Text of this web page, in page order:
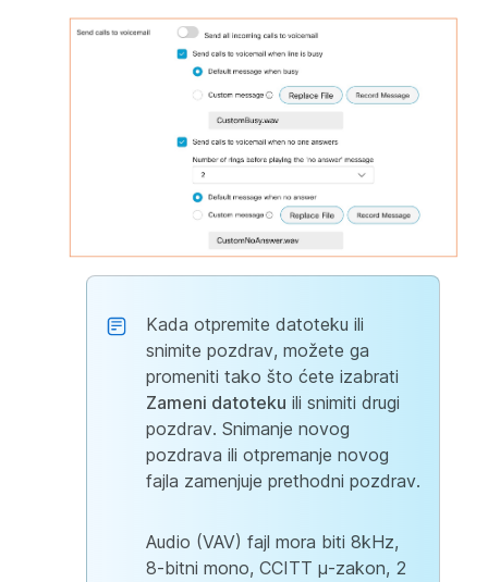
Kada otpremite datoteku ili
snimite pozdrav, možete ga
promeniti tako što ćete izabrati
Zameni datoteku ili snimiti drugi
pozdrav. Snimanje novog
pozdrava ili otpremanje novog
fajla zamenjuje prethodni pozdrav.
Audio (VAV) fajl mora biti 8kHz,
8-bitni mono, CCITT μ-zakon, 2